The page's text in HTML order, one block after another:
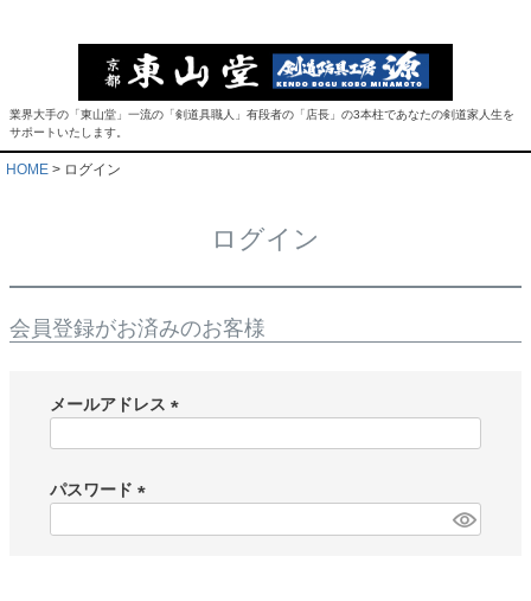
業界大手の「東山堂」一流の「剣道具職人」有段者の「店長」の3本柱であなたの剣道家人生を
サポートいたします。
HOME ログイン
ログイン
会員登録がお済みのお客様
メールアドレス
)
パスワード